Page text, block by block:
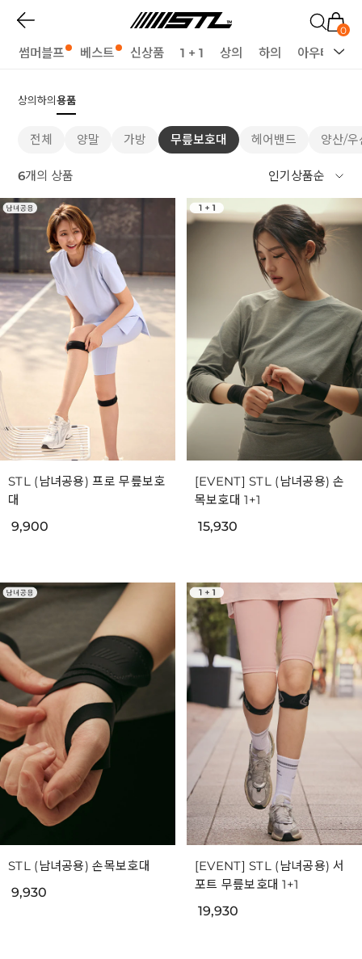
0
썸머블프 베스트 신상품 1 + 1 상의 하의 아우터
상의하의용품
전체 양말 가방 무릎보호대 헤어밴드 양산/우
6개의 상품
STL (남녀공용) 프로 무릎보호
대
9,900
[EVENT] STL (남녀공용) 손
목보호대 1+1
15,930
STL (남녀공용) 손목보호대
9,930
[EVENT] STL (남녀공용) 서
포트 무릎보호대 1+1
19,930